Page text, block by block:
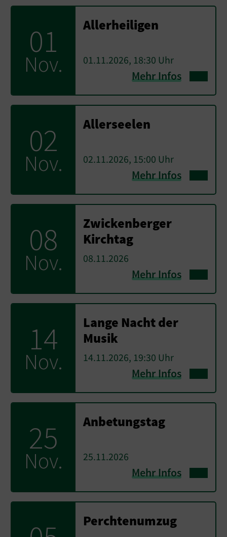
01
Nov.
Allerheiligen
01.11.2026, 18:30 Uhr
Mehr Infos
02
Nov.
Allerseelen
02.11.2026, 15:00 Uhr
Mehr Infos
08
Nov.
Zwickenberger
Kirchtag
08.11.2026
Mehr Infos
14
Nov.
Lange Nacht der
Musik
14.11.2026, 19:30 Uhr
Mehr Infos
25
Nov.
Anbetungstag
25.11.2026
Mehr Infos
Perchtenumzug